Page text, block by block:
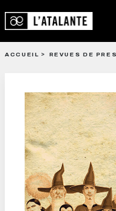
ACCUEIL REVUES DE